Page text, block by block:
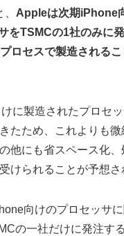
Appleは次期iPhone
をTSMCの1社のみに
ロセスで製造される
に製造されたプロセ
たため、これよりも微
他にも省スペース化
けられることが予想さ
向けのプロセッサ
の一社だけに発注す